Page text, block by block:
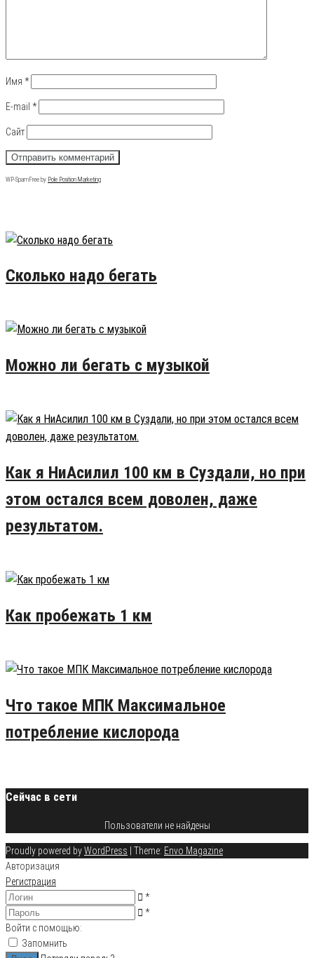
Имя *
E-mail *
Сайт
WP-SpamFree by Pole Position Marketing
Сколько надо бегать
Можно ли бегать с музыкой
Как я НиАсилил 100 км в Суздали, но при
этом остался всем доволен, даже
результатом.
Как пробежать 1 км
Что такое МПК Максимальное
потребление кислорода
Сейчас в сети
Пользователи не найдены
Proudly powered byWordPress Theme: Envo Magazine
Авторизация
Регистрация
*
*
Войти с помощью:
Запомнить